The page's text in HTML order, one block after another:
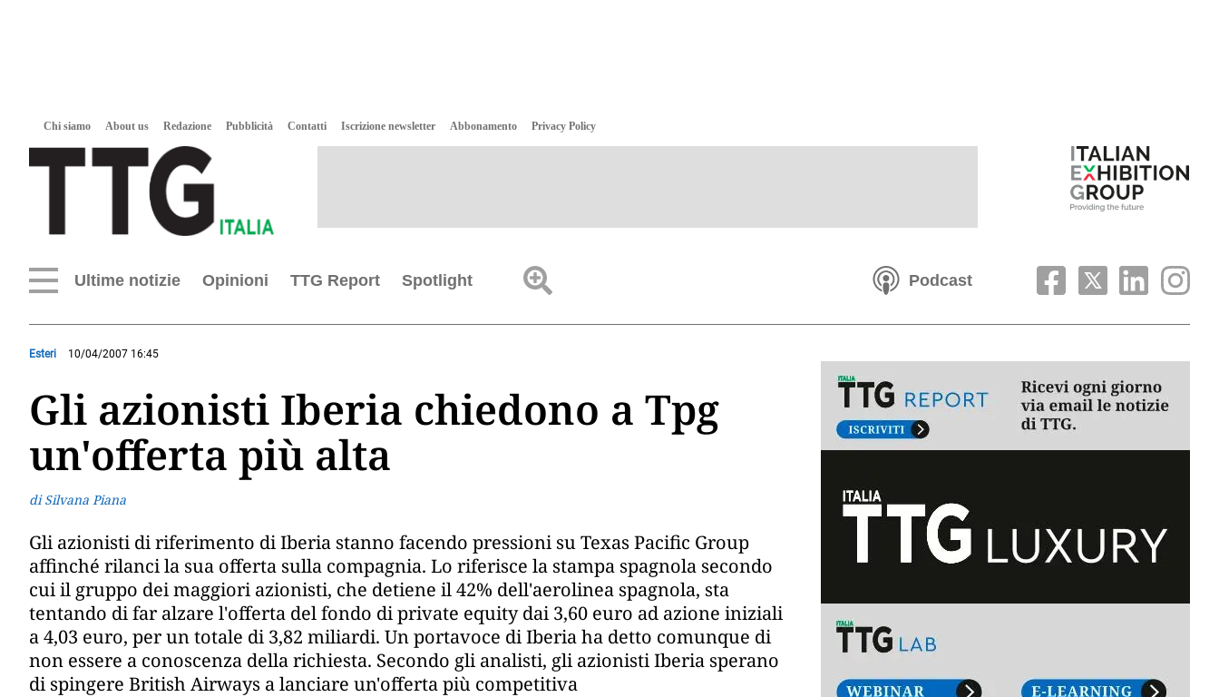
Chi siamo About us Redazione Pubblicità Contatti Iscrizione newsletter Abbonamento Privacy Policy
Ultime notizie Opinioni TTG Report Spotlight Podcast
Esteri 10/04/2007 16:45
Gli azionisti Iberia chiedono a Tpg
un'offerta più alta
di Silvana Piana
Gli azionisti di riferimento di Iberia stanno facendo pressioni su Texas Pacific Group
affinché rilanci la sua offerta sulla compagnia. Lo riferisce la stampa spagnola secondo
cui il gruppo dei maggiori azionisti, che detiene il 42% dell'aerolinea spagnola, sta
tentando di far alzare l'offerta del fondo di private equity dai 3,60 euro ad azione iniziali
a 4,03 euro, per un totale di 3,82 miliardi. Un portavoce di Iberia ha detto comunque di
non essere a conoscenza della richiesta. Secondo gli analisti, gli azionisti Iberia sperano
di spingere British Airways a lanciare un'offerta più competitiva